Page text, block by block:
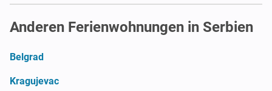
Anderen Ferienwohnungen in Serbien
Belgrad
Kragujevac